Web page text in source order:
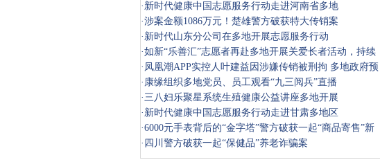
· 新时代健康中国志愿服务行动走进河南省多地
·涉案金额1086万元！楚雄警方破获特大传销案
· 新时代山东分公司在多地开展志愿服务行动
·如新“乐善汇”志愿者再赴多地开展关爱长者活动，持续
助力“
· 凤凰潮APP实控人叶建益因涉嫌传销被刑拘 多地政府预
警骗局
· 康缘组织多地党员、员工观看“九三阅兵”直播
·三八妇乐聚星系统生殖健康公益讲座多地开展
· 新时代健康中国志愿服务行动走进甘肃多地区
·6000元手表背后的“金字塔”警方破获一起“商品寄售”新
型传销
· 四川警方破获一起“保健品”养老诈骗案